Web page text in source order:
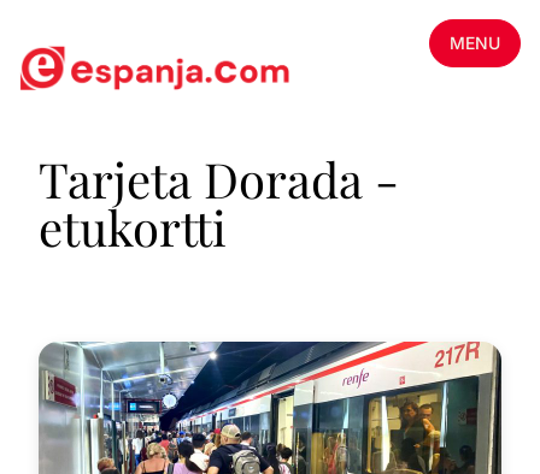
MENU
Tarjeta Dorada -
etukortti